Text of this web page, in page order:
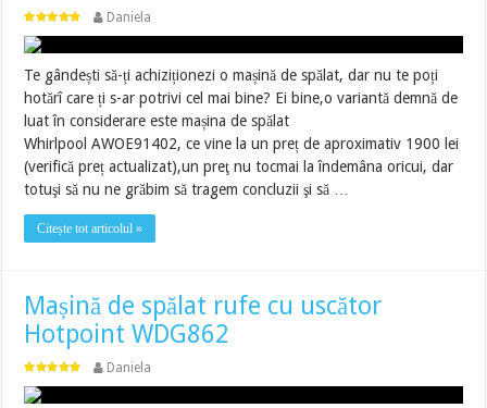
Daniela
Te gândești să-ți achiziționezi o mașină de spălat, dar nu te poți
hotărî care ți s-ar potrivi cel mai bine? Ei bine,o variantă demnă de
luat în considerare este mașina de spălat
Whirlpool AWOE91402, ce vine la un preț de aproximativ 1900 lei
(verifică preț actualizat),un preţ nu tocmai la îndemâna oricui, dar
totuşi să nu ne grăbim să tragem concluzii şi să …
Citește tot articolul »
Mașină de spălat rufe cu uscător
Hotpoint WDG862
Daniela